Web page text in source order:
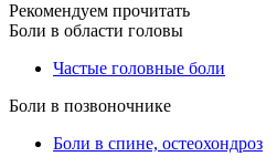
Рекомендуем прочитать
Боли в области головы
Частые головные боли
Боли в позвоночнике
Боли в спине, остеохондроз